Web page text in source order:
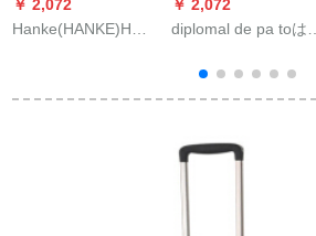
￥ 2,072
Hanke(HANKE)H
質スを出荷して荷物
￥ 2,072
diplomal de pa toは同
ネム合金スポツーケ
合金から18インチの
シャが出ます。小清
の定番モデルは18イ